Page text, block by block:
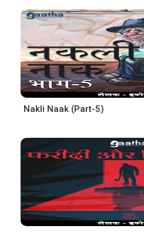
Nakli Naak (Part-5)